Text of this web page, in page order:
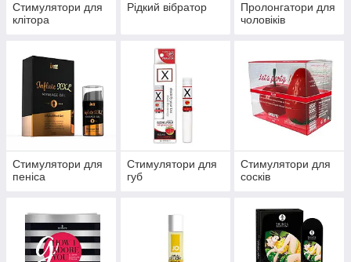
Стимулятори для
клітора
Рідкий вібратор
Пролонгатори для
чоловіків
Стимулятори для
пеніса
Стимулятори для
губ
Стимулятори для
сосків